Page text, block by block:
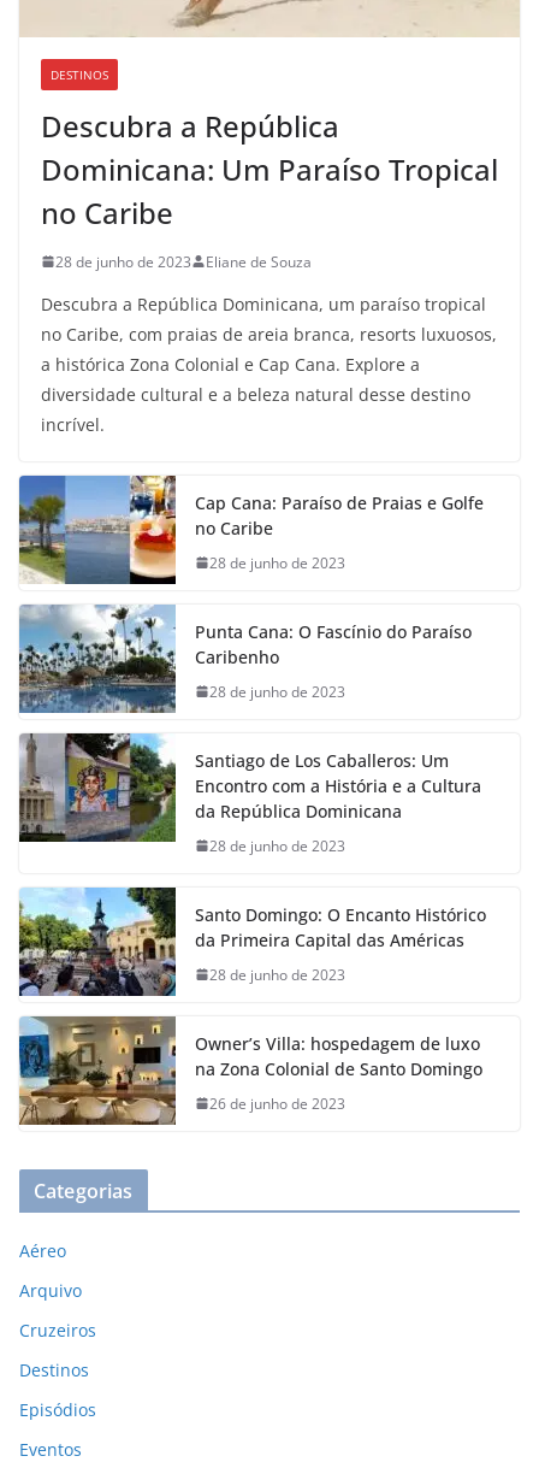
DESTINOS
Descubra a República
Dominicana: Um Paraíso Tropical
no Caribe
28 de junho de 2023 Eliane de Souza
Descubra a República Dominicana, um paraíso tropical
no Caribe, com praias de areia branca, resorts luxuosos,
a histórica Zona Colonial e Cap Cana. Explore a
diversidade cultural e a beleza natural desse destino
incrível.
Cap Cana: Paraíso de Praias e Golfe
no Caribe
28 de junho de 2023
Punta Cana: O Fascínio do Paraíso
Caribenho
28 de junho de 2023
Santiago de Los Caballeros: Um
Encontro com a História e a Cultura
da República Dominicana
28 de junho de 2023
Santo Domingo: O Encanto Histórico
da Primeira Capital das Américas
28 de junho de 2023
Owner’s Villa: hospedagem de luxo
na Zona Colonial de Santo Domingo
26 de junho de 2023
Categorias
Aéreo
Arquivo
Cruzeiros
Destinos
Episódios
Eventos